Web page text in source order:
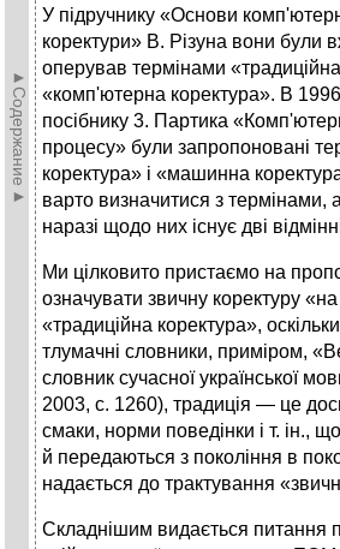
►Содержание►
У підруч­нику «Основи
коректури» В. Різуна вони були
оперував термінами «традиційна
«комп'ютерна коректура». В
посібнику 3. Партика
процесу» були запропоновані
коректура» і «машинна
варто визначитися з термінами,
наразі щодо них існує дві
Ми цілковито пристаємо на
озна­чувати звичну коректуру
«традиційна коректура»,
тлумачні словники, приміром,
словник сучасної української
2003, с. 1260), традиція — це
смаки, норми поведінки і т. ін.,
й передаються з покоління в
надається до трактування
Складнішим видається питання